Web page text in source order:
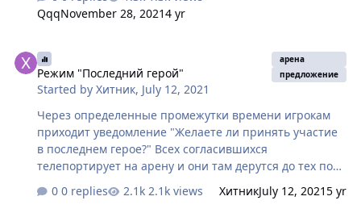
дают фейм.
QqqNovember 28, 20214 yr
Режим "Последний герой"
Started byХитник, July 12, 2021
арена
предложение
Через определенные промежутки времени игрокам
приходит уведомление "Желаете ли принять участие
в последнем герое?" Всех согласившихся
телепортирует на арену и они там дерутся до тех пор
пока не останется единственный выживший. Сундуки
получают например топ 3. (Можно добавить знаний и
0 replies 2.1k views ХитникJuly 12, 20215 yr